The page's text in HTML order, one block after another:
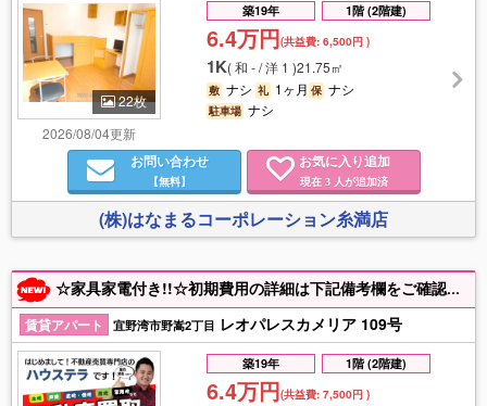
22枚
2026/08/04更新
築19年 1階 (2階建)
6.4万円(共益費:6,500円 )
1K(和 - / 洋 1 )21.75㎡
敷 ナシ 礼 1ヶ月保 ナシ
駐車場 ナシ
お問い合わせ
【無料】
お気に入り追加
現在 3 人が追加済
(株)はなまるコーポレーション糸満店
☆家具家電付き!!☆初期費用の詳細は下記備考欄をご確認下さい☆付近物件もお探しの方は是非ハウステラまでご連絡ください♪【入居目安：9月中旬頃】
賃貸アパート 宜野湾市野嵩2丁目 レオパレスカメリア 109号
築19年 1階 (2階建)
6.4万円(共益費:7,500円 )